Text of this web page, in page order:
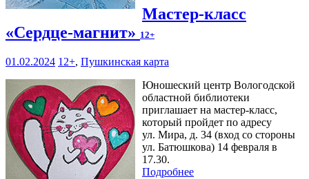
Мастер-класс
«Сердце-магнит» 12+
01.02.2024 12+, Пушкинская карта
Юношеский центр Вологодской
областной библиотеки
приглашает на мастер-класс,
который пройдет по адресу
ул. Мира, д. 34 (вход со стороны
ул. Батюшкова) 14 февраля в
17.30.
Подробнее